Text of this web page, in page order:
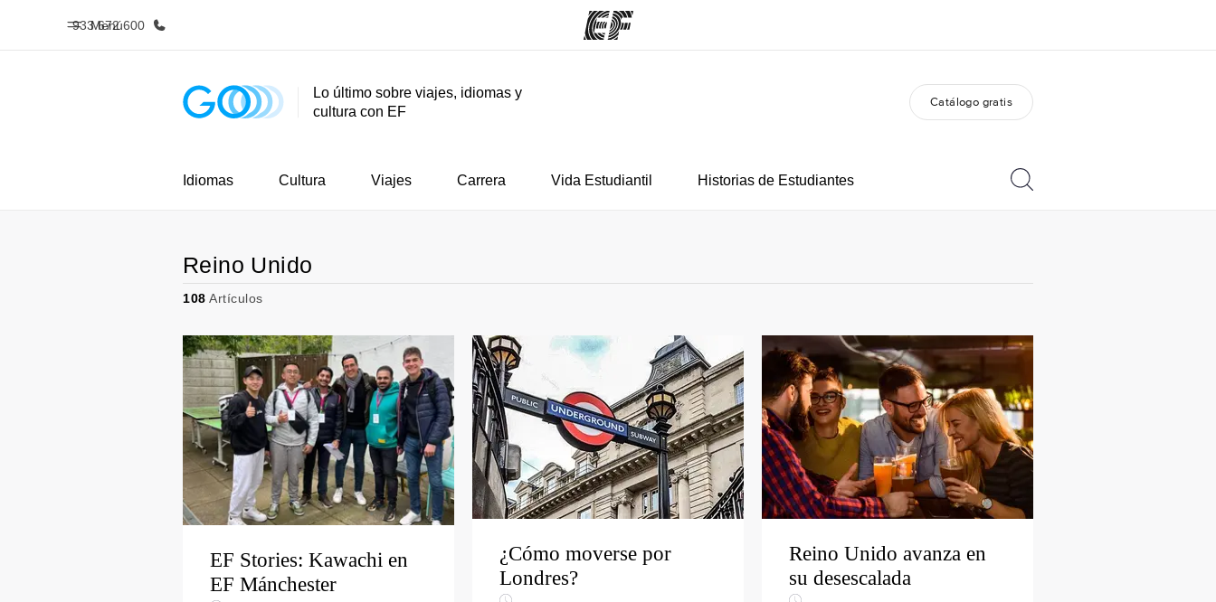
Menú
933 672 600
Inicio Programas Trabajos
Lo último sobre viajes, idiomas y
cultura con EF
Catálogo gratis
Idiomas Cultura Viajes Carrera Vida Estudiantil Historias de Estudiantes
Reino Unido
108 Artículos
EF Stories: Kawachi en
EF Mánchester
¿Cómo moverse por
Londres?
Reino Unido avanza en
su desescalada